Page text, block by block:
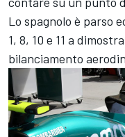
Lo spagnolo è parso
1, 8, 10 e 11 a
bilanciamento